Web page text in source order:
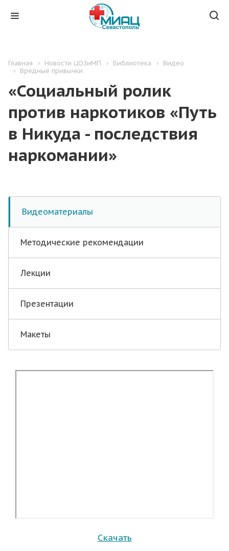
Главная Новости ЦОЗиМП Библиотека
Видео
Вредные привычки
«Социальный ролик
против наркотиков «Путь
в Никуда - последствия
наркомании»
Видеоматериалы
Методические рекомендации
Лекции
Презентации
Макеты
Скачать